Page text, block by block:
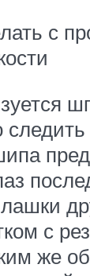
с
с
же